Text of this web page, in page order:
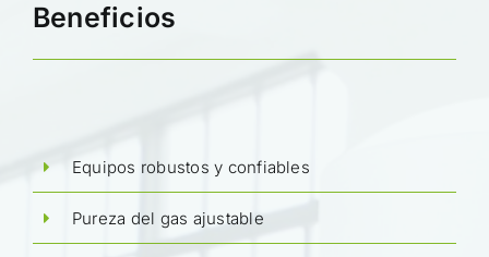
Beneficios
Equipos robustos y confiables
Pureza del gas ajustable